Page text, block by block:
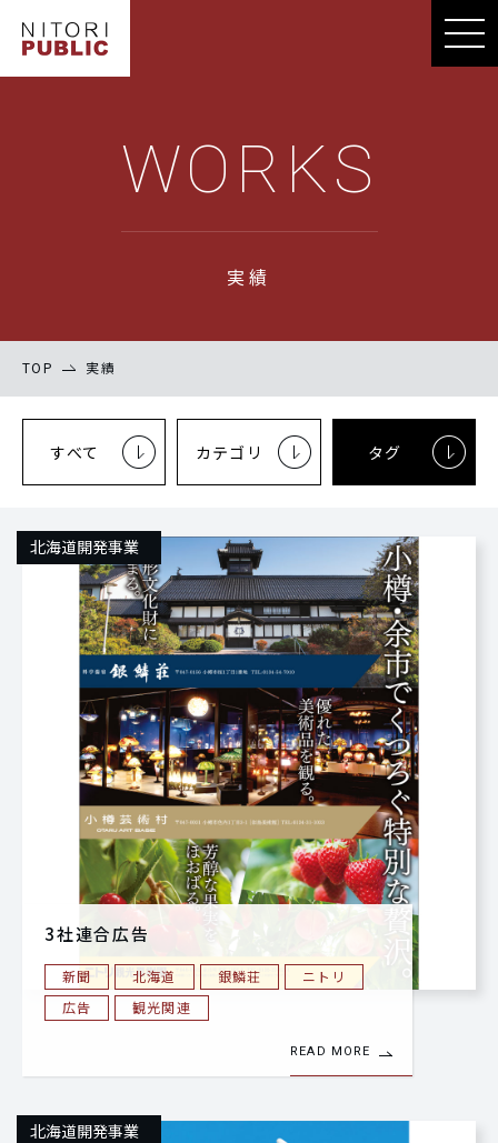
WORKS
実績
TOP 実績
すべて カテゴリ タグ
北海道開発事業
3社連合広告
新聞 北海道 銀鱗荘
ニトリ
広告
観光関連
READ MORE
北海道開発事業